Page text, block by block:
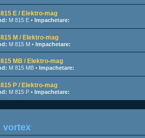
815 E / Elektro-mag
M 815 E • Impachetare:
M / Elektro-mag
M 815 M • Impachetare:
815 MB / Elektro-mag
M 815 MB • Impachetare:
P / Elektro-mag
M 815 P • Impachetare:
vortex